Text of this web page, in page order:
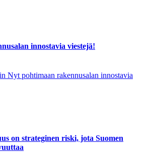
innostavia viestejä!
Nyt pohtimaan rakennusalan innostavia
on strateginen riski, jota Suomen